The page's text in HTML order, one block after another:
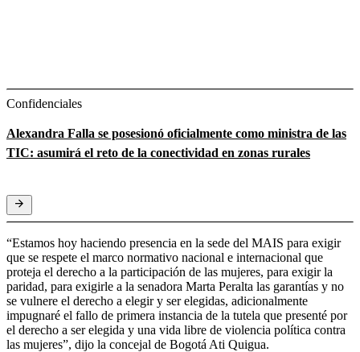
Confidenciales
Alexandra Falla se posesionó oficialmente como ministra de las
TIC: asumirá el reto de la conectividad en zonas rurales
“Estamos hoy haciendo presencia en la sede del MAIS para exigir
que se respete el marco normativo nacional e internacional que
proteja el derecho a la participación de las mujeres, para exigir la
paridad, para exigirle a la senadora Marta Peralta las garantías y no
se vulnere el derecho a elegir y ser elegidas, adicionalmente
impugnaré el fallo de primera instancia de la tutela que presenté por
el derecho a ser elegida y una vida libre de violencia política contra
las mujeres”, dijo la concejal de Bogotá Ati Quigua.